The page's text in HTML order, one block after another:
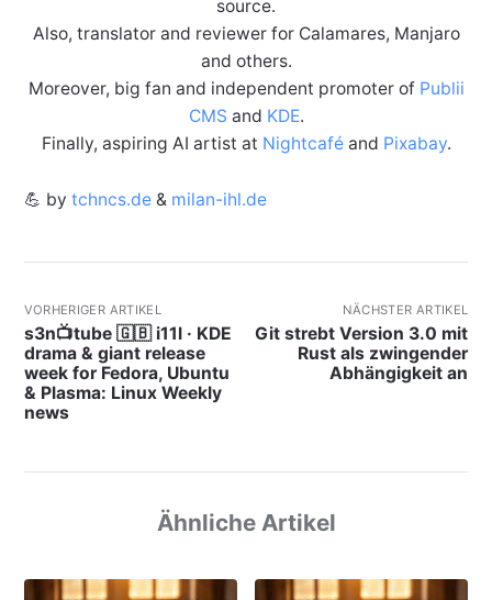
source.
Also, translator and reviewer for Calamares, Manjaro
and others.
Moreover, big fan and independent promoter of Publii
CMS and KDE.
Finally, aspiring AI artist at Nightcaféand Pixabay.
💪 by tchncs.de& milan-ihl.de
VORHERIGER ARTIKEL
s3n📺tube 🇬🇧 i11l · KDE
drama & giant release
week for Fedora, Ubuntu
& Plasma: Linux Weekly
news
NÄCHSTER ARTIKEL
Git strebt Version 3.0 mit
Rust als zwingender
Abhängigkeit an
Ähnliche Artikel